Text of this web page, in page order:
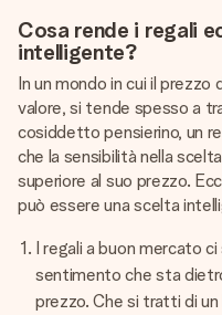
Cosa rende i regali
intelligente?
In un mondo in cui il
valore, si tende spesso a
cosiddetto pensierino, un
che la sensibilità nella
superiore al suo prezzo.
può essere una scelta
I regali a buon mercato
sentimento che sta
prezzo. Che si tratti di